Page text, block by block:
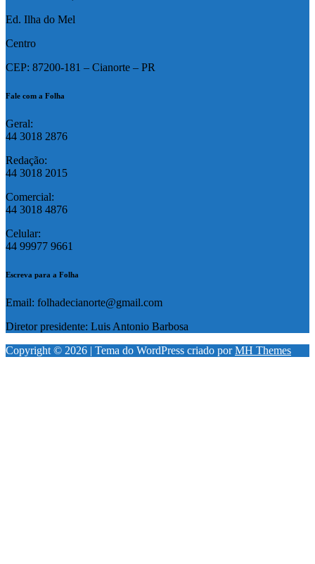
Ed. Ilha do Mel
Centro
CEP: 87200-181 – Cianorte – PR
Fale com a Folha
Geral:
44 3018 2876
Redação:
44 3018 2015
Comercial:
44 3018 4876
Celular:
44 99977 9661
Escreva para a Folha
Email: folhadecianorte@gmail.com
Diretor presidente: Luis Antonio Barbosa
Copyright © 2026 | Tema do WordPress criado porMH Themes